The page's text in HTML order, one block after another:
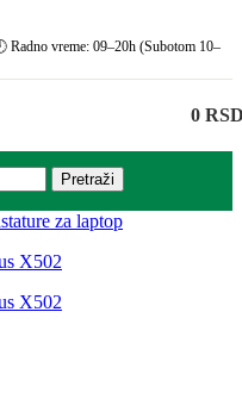
Radno vreme: 09–20h (Subotom 10–
0
Pretraži
za laptop